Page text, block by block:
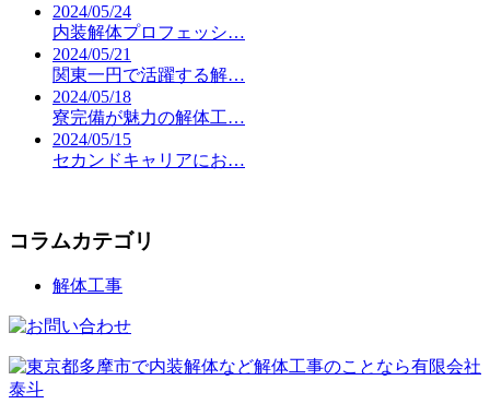
2024/05/24
内装解体プロフェッシ…
2024/05/21
関東一円で活躍する解…
2024/05/18
寮完備が魅力の解体工…
2024/05/15
セカンドキャリアにお…
コラムカテゴリ
解体工事